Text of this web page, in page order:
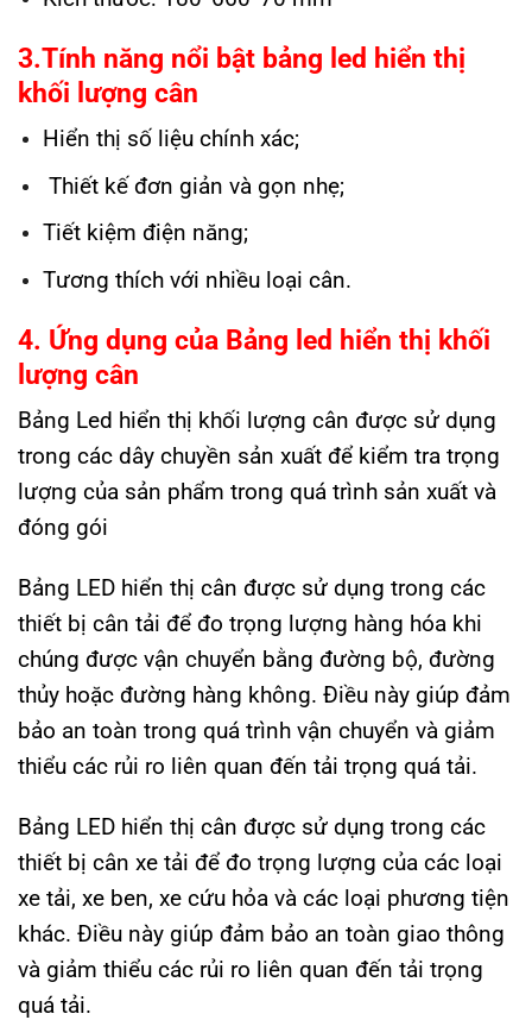
3.Tính năng nổi bật bảng led hiển thị
khối lượng cân
Hiển thị số liệu chính xác;
Thiết kế đơn giản và gọn nhẹ;
Tiết kiệm điện năng;
Tương thích với nhiều loại cân.
4. Ứng dụng của Bảng led hiển thị khối
lượng cân
Bảng Led hiển thị khối lượng cân được sử dụng
trong các dây chuyền sản xuất để kiểm tra trọng
lượng của sản phẩm trong quá trình sản xuất và
đóng gói
Bảng LED hiển thị cân được sử dụng trong các
thiết bị cân tải để đo trọng lượng hàng hóa khi
chúng được vận chuyển bằng đường bộ, đường
thủy hoặc đường hàng không. Điều này giúp đảm
bảo an toàn trong quá trình vận chuyển và giảm
thiểu các rủi ro liên quan đến tải trọng quá tải.
Bảng LED hiển thị cân được sử dụng trong các
thiết bị cân xe tải để đo trọng lượng của các loại
xe tải, xe ben, xe cứu hỏa và các loại phương tiện
khác. Điều này giúp đảm bảo an toàn giao thông
và giảm thiểu các rủi ro liên quan đến tải trọng
quá tải.